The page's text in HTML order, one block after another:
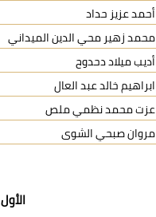
أحمد عزيز حداد
محمد زهير محي الدين الميداني
أديب ميلاد دحدوح
ابراهيم خالد عبد العال
عزت محمد نظمي ملص
مروان صبحي الشوى
الأول